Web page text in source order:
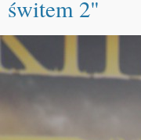
świtem 2"